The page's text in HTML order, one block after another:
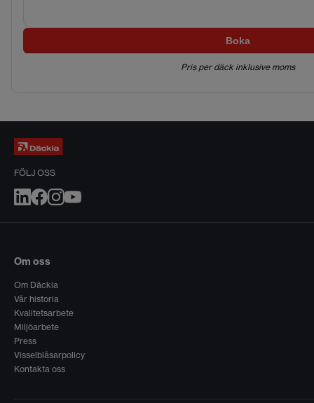
Boka
Pris per däck inklusive moms
FÖLJ OSS
Om oss
Om Däckia
Vår historia
Kvalitetsarbete
Miljöarbete
Press
Visselblåsarpolicy
Kontakta oss